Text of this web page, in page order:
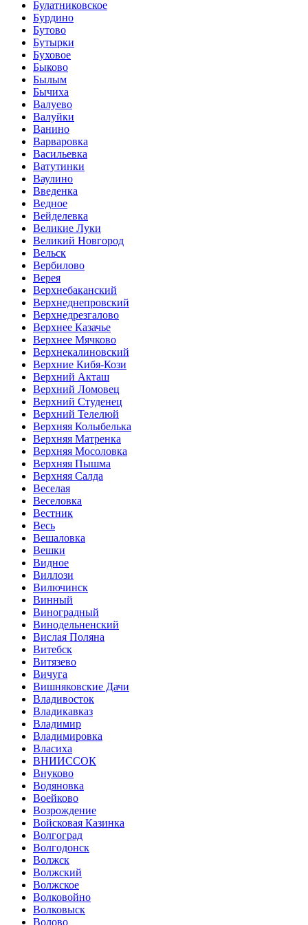
Булатниковское
Бурдино
Бутово
Бутырки
Буховое
Быково
Былым
Бычиха
Валуево
Валуйки
Ванино
Варваровка
Васильевка
Ватутинки
Ваулино
Введенка
Ведное
Вейделевка
Великие Луки
Великий Новгород
Вельск
Вербилово
Верея
Верхнебаканский
Верхнеднепровский
Верхнедрезгалово
Верхнее Казачье
Верхнее Мячково
Верхнекалиновский
Верхние Кибя-Кози
Верхний Акташ
Верхний Ломовец
Верхний Студенец
Верхний Телелюй
Верхняя Колыбелька
Верхняя Матренка
Верхняя Мосоловка
Верхняя Пышма
Верхняя Салда
Веселая
Веселовка
Вестник
Весь
Вешаловка
Вешки
Видное
Виллози
Вилючинск
Винный
Виноградный
Винодельненский
Вислая Поляна
Витебск
Витязево
Вичуга
Вишняковские Дачи
Владивосток
Владикавказ
Владимир
Владимировка
Власиха
ВНИИССОК
Внуково
Водяновка
Воейково
Возрождение
Войсковая Казинка
Волгоград
Волгодонск
Волжск
Волжский
Волжское
Волковойно
Волковыск
Волово